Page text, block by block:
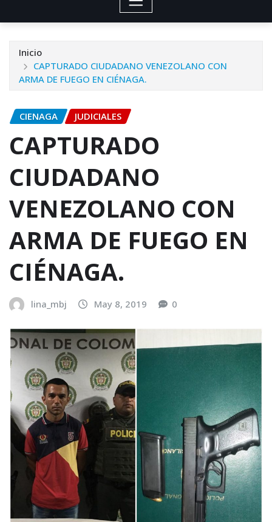
Inicio
CAPTURADO CIUDADANO VENEZOLANO CON
ARMA DE FUEGO EN CIÉNAGA.
CIENAGA JUDICIALES
CAPTURADO
CIUDADANO
VENEZOLANO CON
ARMA DE FUEGO EN
CIÉNAGA.
lina_mbj May 8, 2019 0